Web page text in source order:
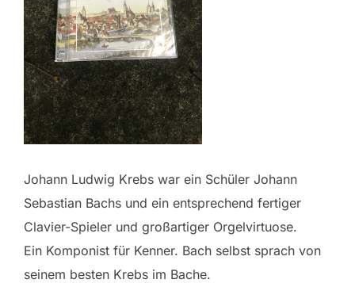
Johann Ludwig Krebs war ein Schüler Johann
Sebastian Bachs und ein entsprechend fertiger
Clavier-Spieler und großartiger Orgelvirtuose.
Ein Komponist für Kenner. Bach selbst sprach von
seinem besten Krebs im Bache.